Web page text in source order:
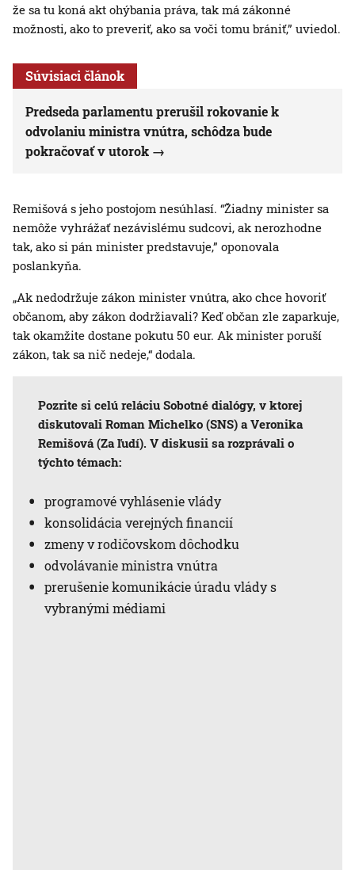
že sa tu koná akt ohýbania práva, tak má zákonné
možnosti, ako to preveriť, ako sa voči tomu brániť,” uviedol.
Súvisiaci článok
Predseda parlamentu prerušil rokovanie k
odvolaniu ministra vnútra, schôdza bude
pokračovať v utorok
Remišová s jeho postojom nesúhlasí. “Žiadny minister sa
nemôže vyhrážať nezávislému sudcovi, ak nerozhodne
tak, ako si pán minister predstavuje,” oponovala
poslankyňa.
„Ak nedodržuje zákon minister vnútra, ako chce hovoriť
občanom, aby zákon dodržiavali? Keď občan zle zaparkuje,
tak okamžite dostane pokutu 50 eur. Ak minister poruší
zákon, tak sa nič nedeje,“ dodala.
Pozrite si celú reláciu Sobotné dialógy, v ktorej
diskutovali Roman Michelko (SNS) a Veronika
Remišová (Za ľudí). V diskusii sa rozprávali o
týchto témach:
programové vyhlásenie vlády
konsolidácia verejných financií
zmeny v rodičovskom dôchodku
odvolávanie ministra vnútra
prerušenie komunikácie úradu vlády s
vybranými médiami